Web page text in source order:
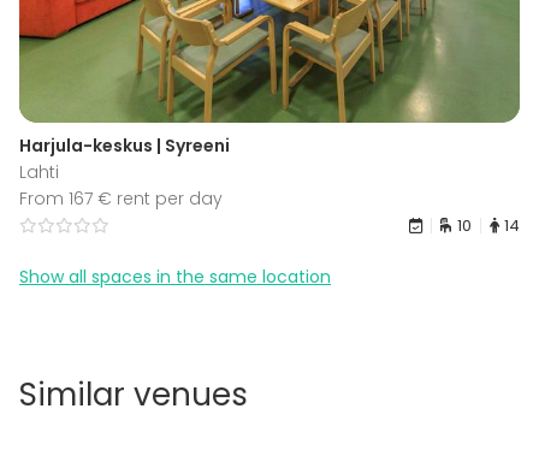
Harjula-keskus | Syreeni
Lahti
From 167 € rent per day
10 14
Show all spaces in the same location
Similar venues